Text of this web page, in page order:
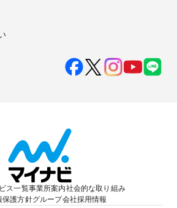
ス一覧事業所案内社会的な取り組み
保護方針グループ会社採用情報